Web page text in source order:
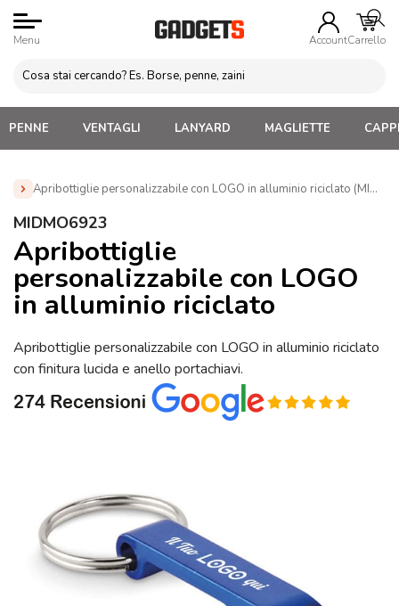
Menu AccountCarrello
PENNE VENTAGLI LANYARD MAGLIETTE
Apribottiglie personalizzabile con LOGO in alluminio riciclato
Home » Gadget Vino
riciclato (MIDMO6923)
MIDMO6923
Apribottiglie
personalizzabile con LOGO
in alluminio riciclato
Apribottiglie personalizzabile con LOGO in alluminio riciclato
con finitura lucida e anello portachiavi.